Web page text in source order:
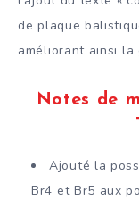
de plaque
améliorant ainsi la
Notes de
Ajouté la
Br4 et Br5 aux